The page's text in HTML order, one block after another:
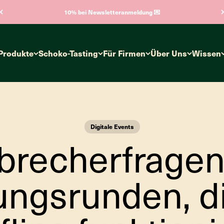
10% bei Newsletteranmeldung 💌
Schoko-Tasting Für Firmen Über Uns Wissen
Digitale Events